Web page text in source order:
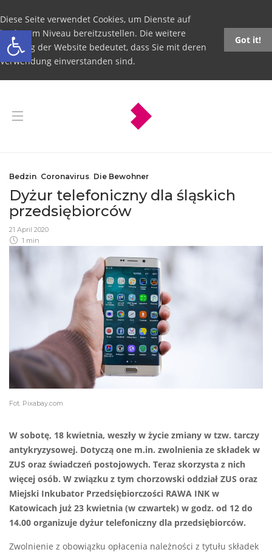
Open toolbar
Diese Seite verwendet Cookies, um Dienste auf
höchstem Niveau bereitzustellen. Die weitere
Nutzung der Website bedeutet, dass Sie mit deren
Verwendung einverstanden sind.
Got it!
Bedzin, Coronavirus, Die Bewohner
Dyżur telefoniczny dla śląskich
przedsiębiorców
21 April 2020
1 min
Fot. Pixabay.com
W sobotę, 18 kwietnia, weszły w życie zmiany w tzw. tarczy
antykryzysowej. Dotyczą one m.in. zwolnienia ze składek w
ZUS oraz świadczeń postojowych. Teraz skorzysta z nich
więcej osób. W związku z tym chorzowski oddział ZUS oraz
Miejski Inkubator Przedsiębiorczości RAWA INK w
Katowicach już 23 kwietnia (w czwartek) w godz. od 12 do
14.00 organizuje dyżur telefoniczny dla przedsiębiorców.
Zwolnienie z obowiązku opłacenia należności z tytułu składek